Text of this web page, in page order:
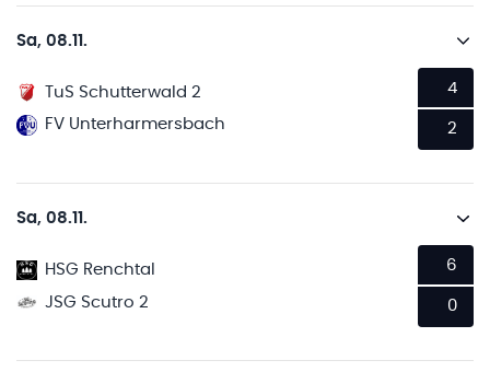
Sa, 08.11.
TuS Schutterwald 2
FV Unterharmersbach
4
2
Sa, 08.11.
HSG Renchtal
JSG Scutro 2
6
0